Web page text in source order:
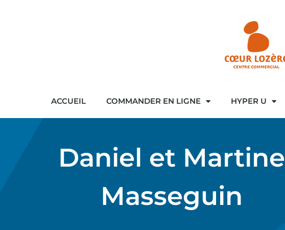
ACCUEIL COMMANDER EN LIGNE HYPER U
Daniel et Martine
Masseguin